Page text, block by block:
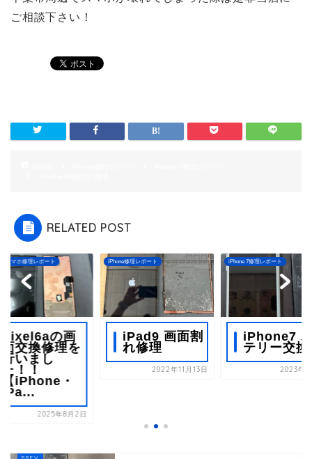
ご相談下さい！
RELATED POST
修理レポート
iPad9 画面割
れ修理
2022年11月13日
iPhone 7修理レポート
iPhone7 バッ
テリー交換
2023年1月6日
Androidスマホ修理レポート
Pixel6aの
面交換修理
行いまし
た！！